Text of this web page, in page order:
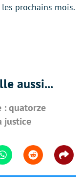
prochains mois.
aussi...
: quatorze
justice
WhatsappReddit